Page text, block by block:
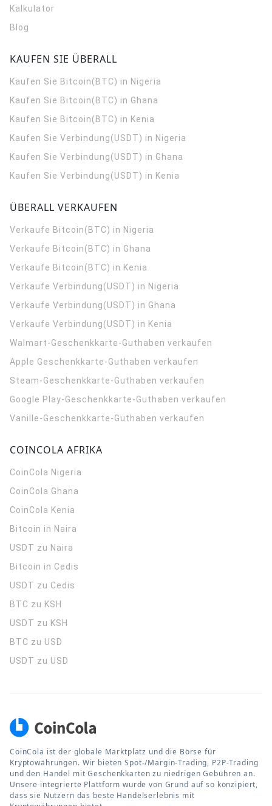
Kalkulator
Blog
KAUFEN SIE ÜBERALL
Kaufen Sie Bitcoin(BTC) in Nigeria
Kaufen Sie Bitcoin(BTC) in Ghana
Kaufen Sie Bitcoin(BTC) in Kenia
Kaufen Sie Verbindung(USDT) in Nigeria
Kaufen Sie Verbindung(USDT) in Ghana
Kaufen Sie Verbindung(USDT) in Kenia
ÜBERALL VERKAUFEN
Verkaufe Bitcoin(BTC) in Nigeria
Verkaufe Bitcoin(BTC) in Ghana
Verkaufe Bitcoin(BTC) in Kenia
Verkaufe Verbindung(USDT) in Nigeria
Verkaufe Verbindung(USDT) in Ghana
Verkaufe Verbindung(USDT) in Kenia
Walmart-Geschenkkarte-Guthaben verkaufen
Apple Geschenkkarte-Guthaben verkaufen
Steam-Geschenkkarte-Guthaben verkaufen
Google Play-Geschenkkarte-Guthaben verkaufen
Vanille-Geschenkkarte-Guthaben verkaufen
COINCOLA AFRIKA
CoinCola Nigeria
CoinCola Ghana
CoinCola Kenia
Bitcoin in Naira
USDT zu Naira
Bitcoin in Cedis
USDT zu Cedis
BTC zu KSH
USDT zu KSH
BTC zu USD
USDT zu USD
CoinCola ist der globale Marktplatz und die Börse für
Kryptowährungen. Wir bieten Spot-/Margin-Trading, P2P-Trading
und den Handel mit Geschenkkarten zu niedrigen Gebühren an.
Unsere integrierte Plattform wurde von Grund auf so konzipiert,
dass sie Nutzern das beste Handelserlebnis mit